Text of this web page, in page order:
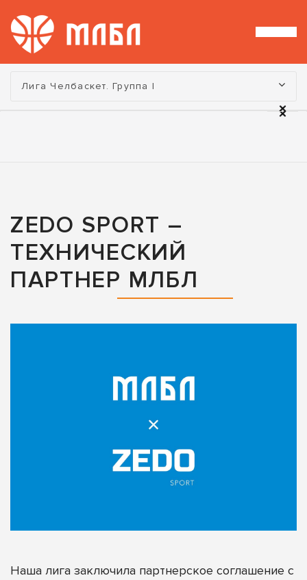
Турнир:
Лига Челбаскет. Группа I
ZEDO SPORT –
ТЕХНИЧЕСКИЙ
ПАРТНЕР МЛБЛ
Наша лига заключила партнерское соглашение с